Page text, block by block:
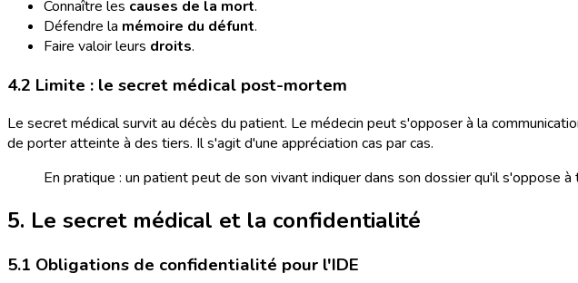
Connaître les causes de la mort.
Défendre la mémoire du défunt.
Faire valoir leurs droits.
4.2 Limite : le secret médical post-mortem
Le secret médical survit au décès du patient. Le médecin peut s'opposer à la
de porter atteinte à des tiers. Il s'agit d'une appréciation cas par cas.
En pratique : un patient peut de son vivant indiquer dans son dossier qu'il s'oppose
5. Le secret médical et la confidentialité
5.1 Obligations de confidentialité pour l'IDE